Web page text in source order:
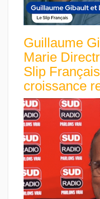
Guillaume
Marie
Slip
croissance